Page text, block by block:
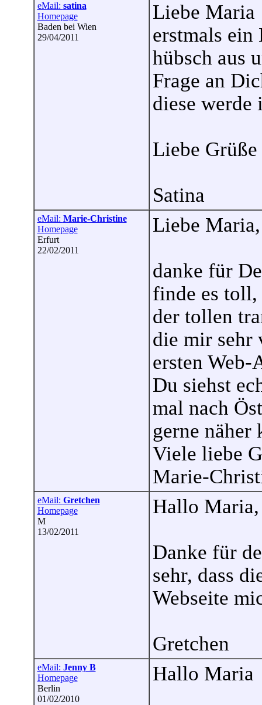
eMail: satina
Homepage
Baden bei Wien
29/04/2011
Liebe Maria
erstmals ein
hübsch aus
Frage an
diese werde
Liebe Grüße
Satina
eMail: Marie-Christine
Homepage
Erfurt
22/02/2011
Liebe Maria,
danke für
finde es toll,
der tollen
die mir sehr
ersten
Du siehst
mal nach
gerne näher
Viele liebe
Marie-
eMail: Gretchen
Homepage
M
13/02/2011
Hallo Maria,
Danke für
sehr, dass
Webseite
Gretchen
eMail: Jenny B
Homepage
Berlin
01/02/2010
Hallo Maria